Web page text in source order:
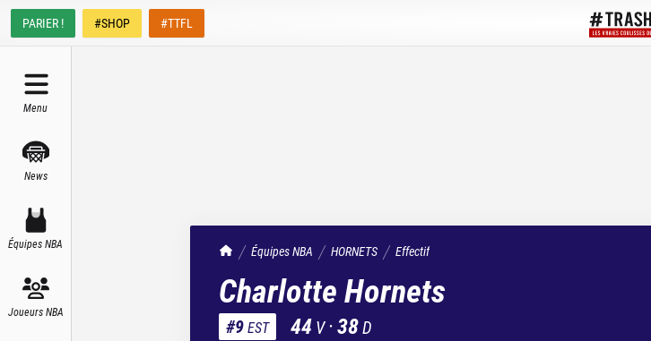
PARIER ! #SHOP #TTFL
Menu
News
Équipes NBA
Joueurs NBA
TrashTalk Actu NBA
Équipes NBA HORNETS Effectif
Charlotte Hornets
#9EST 44 V ·38D